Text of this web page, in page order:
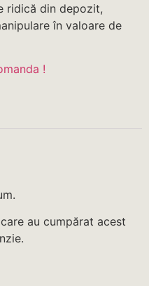
ridică din depozit,
în valoare de
!
au cumpărat acest